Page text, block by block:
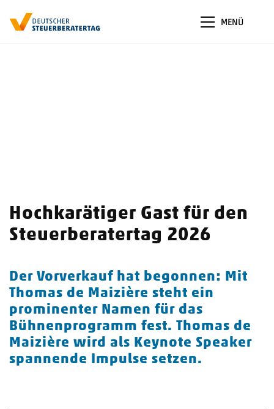
MENÜ
Hochkarätiger Gast für den
Steuerberatertag 2026
Der Vorverkauf hat begonnen: Mit
Thomas de Maizière steht ein
prominenter Namen für das
Bühnenprogramm fest. Thomas de
Maizière wird als Keynote Speaker
spannende Impulse setzen.